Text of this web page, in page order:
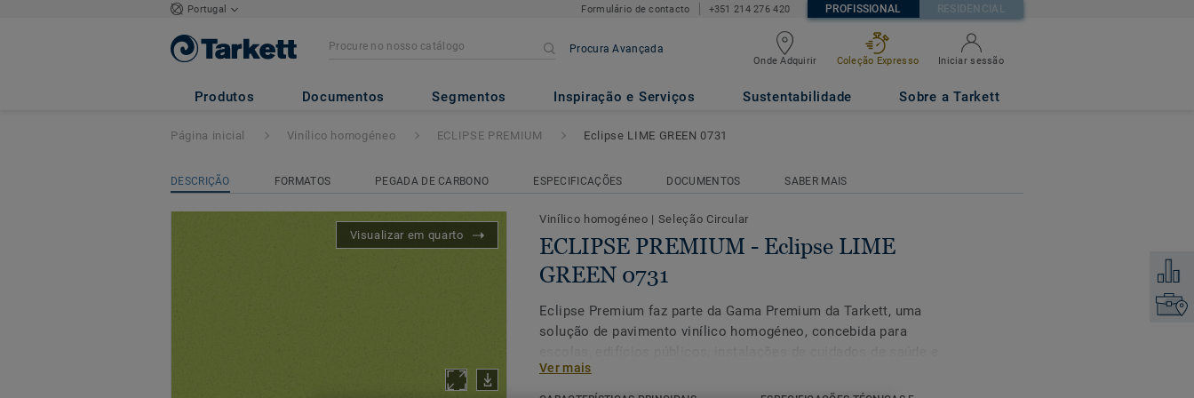
Portugal Formulário de contacto +351 214 276 420 PROFISSIONAL RESIDENCIAL
Procura Avançada
Onde Adquirir Coleção Expresso Iniciar sessão
Produtos Documentos Segmentos Inspiração e Serviços Sustentabilidade Sobre a Tarkett
ECLIPSE PREMIUM - Eclipse LIME GREEN 0731
Página inicial Vinílico homogéneo ECLIPSE PREMIUM Eclipse LIME GREEN 0731
DESCRIÇÃO FORMATOS PEGADA DE CARBONO ESPECIFICAÇÕES DOCUMENTOS SABER MAIS
Visualizar em quarto
Vinílico homogéneo | Seleção Circular
ECLIPSE PREMIUM - Eclipse LIME
GREEN 0731
Eclipse Premium faz parte da Gama Premium da Tarkett, uma
solução de pavimento vinílico homogéneo, concebida para
lares que nos nutrem e protegem ao longo das nossas vidas.
Eclipse Premium está disponível em 56 cores em duas variações
Ver mais